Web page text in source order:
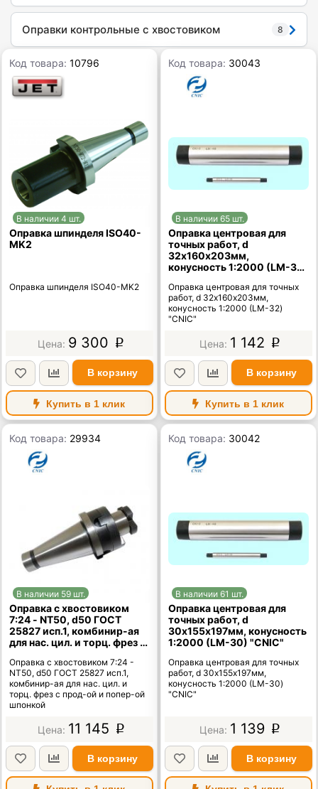
Оправки контрольные с хвостовиком 8
Код товара:10796
В наличии 4 шт.
Оправка шпинделя ISO40-
MK2
Оправка шпинделя ISO40-MK2
9 300 p
В корзину
Купить в 1 клик
Код товара: 30043
В наличии 65 шт.
Оправка центровая для
точных работ, d
32х160х203мм,
конусность 1:2000 (LM-32)
Оправка центровая для точных
работ, d 32х160х203мм,
конусность 1:2000 (LM-32)
"CNIC"
1 142 p
В корзину
Купить в 1 клик
Код товара: 29934
В наличии 59 шт.
Оправка с хвостовиком
7:24 - NT50, d50 ГОСТ
25827 исп.1, комбинир-ая
для нас. цил. и торц. фрез с
шпонкой
Оправка с хвостовиком 7:24 -
NT50, d50 ГОСТ 25827 исп.1,
комбинир-ая для нас. цил. и
торц. фрез с прод-ой и попер-ой
шпонкой
11 145 p
В корзину
Код товара: 30042
В наличии 61 шт.
Оправка центровая для
точных работ, d
30х155х197мм, конусность
1:2000 (LM-30) "CNIC"
Оправка центровая для точных
работ, d 30х155х197мм,
конусность 1:2000 (LM-30)
"CNIC"
1 139 p
В корзину